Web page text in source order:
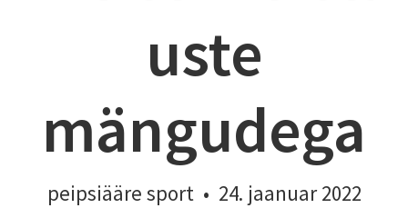
uste
mängudega
peipsiääre sport • 24. jaanuar 2022